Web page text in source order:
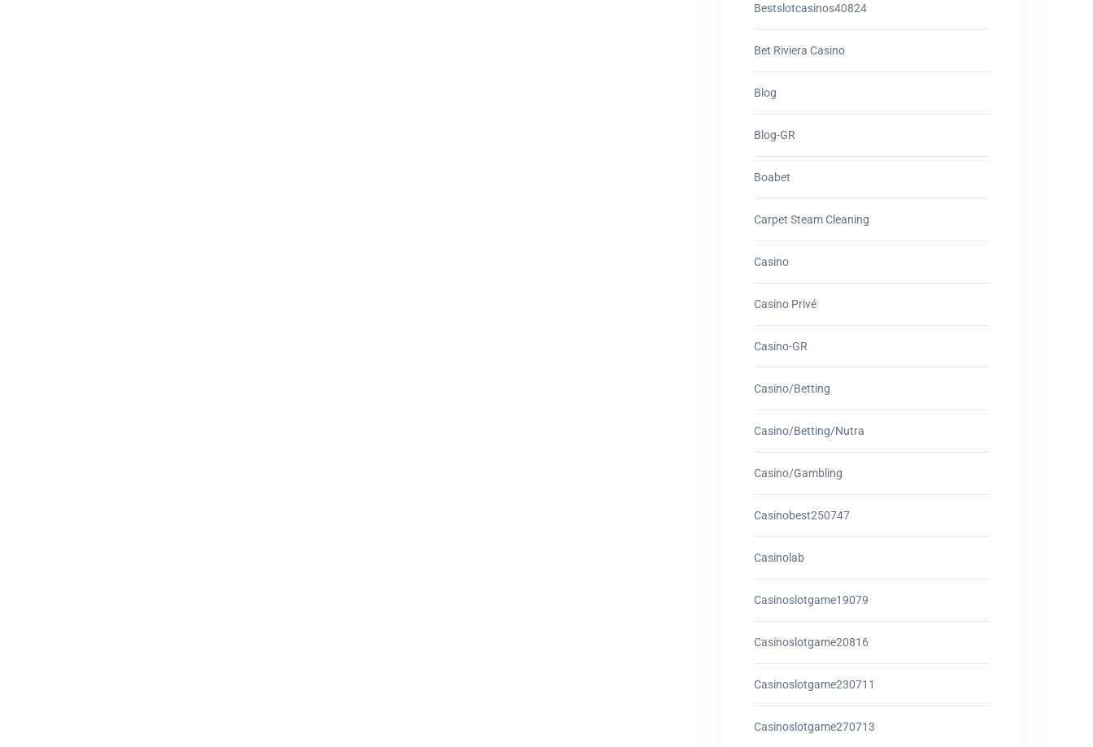
Bestslotcasinos40824
Bet Riviera Casino
Blog
Blog-GR
Boabet
Carpet Steam Cleaning
Casino
Casino Privé
Casino-GR
Casino/betting
Casino/betting/nutra
Casino/gambling
Casinobest250747
Casinolab
Casinoslotgame19079
Casinoslotgame20816
Casinoslotgame230711
Casinoslotgame270713